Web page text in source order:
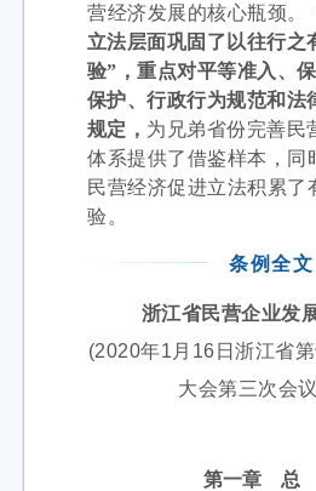
营经济发展的核心瓶颈。
立法层面巩固了以往行之
验”，重点对平等准入、
保护、行政行为规范和法
规定， 为兄弟省份完善民
体系提供了借鉴样本，同
民营经济促进立法积累了
验。
条例全文
浙江省民营企业发
(2020年1月16日浙江省
大会第三次会
第一章 总